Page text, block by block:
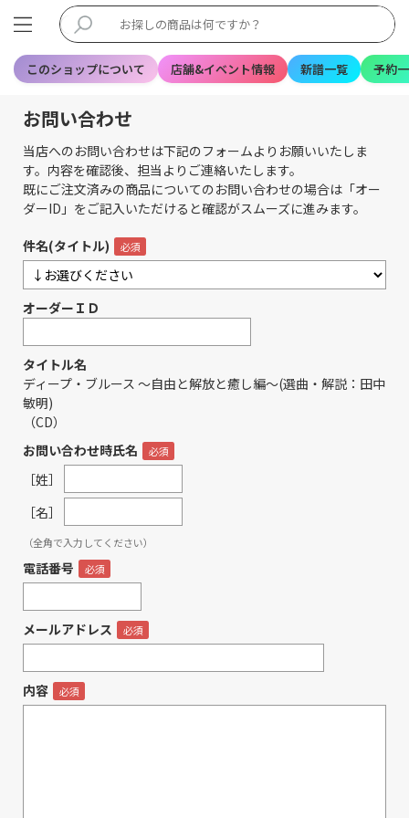
このショップについて 店舗&イベント情報 新譜一覧 予約
お問い合わせ
当店へのお問い合わせは下記のフォームよりお願いいたしま
す。内容を確認後、担当よりご連絡いたします。
既にご注文済みの商品についてのお問い合わせの場合は「オー
ダーID」をご記入いただけると確認がスムーズに進みます。
件名(タイトル)
オーダーＩＤ
タイトル名
ディープ・ブルース ～自由と解放と癒し編～(選曲・解説：田中
敏明)
（CD）
お問い合わせ時氏名
［姓］
［名］
（全角で入力してください）
電話番号
メールアドレス
内容